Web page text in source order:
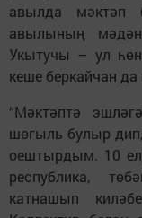
авылда мәктәп
авылының
Укытучы – ул
кеше беркайчан
“Мәктәптә
шөгыль булыр
оештырдым. 10
республика,
катнашып